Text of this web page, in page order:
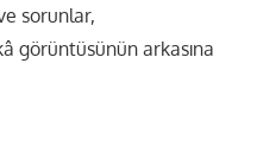
sorunlar,
görüntüsünün arkasına